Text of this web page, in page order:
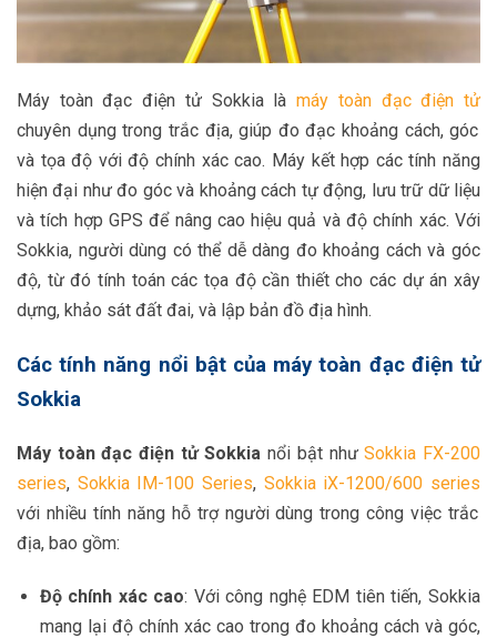
Máy toàn đạc điện tử Sokkia làmáy toàn đạc điện tử
chuyên dụng trong trắc địa, giúp đo đạc khoảng cách, góc
và tọa độ với độ chính xác cao. Máy kết hợp các tính năng
hiện đại như đo góc và khoảng cách tự động, lưu trữ dữ liệu
và tích hợp GPS để nâng cao hiệu quả và độ chính xác. Với
Sokkia, người dùng có thể dễ dàng đo khoảng cách và góc
độ, từ đó tính toán các tọa độ cần thiết cho các dự án xây
dựng, khảo sát đất đai, và lập bản đồ địa hình.
Các tính năng nổi bật của máy toàn đạc điện tử
Sokkia
Máy toàn đạc điện tử Sokkia nổi bật nhưSokkia FX-200
series, Sokkia IM-100 Series, Sokkia iX-1200/600 series
với nhiều tính năng hỗ trợ người dùng trong công việc trắc
địa, bao gồm:
Độ chính xác cao: Với công nghệ EDM tiên tiến, Sokkia
mang lại độ chính xác cao trong đo khoảng cách và góc,